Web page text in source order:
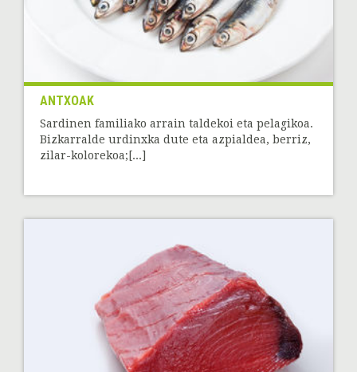
ANTXOAK
Sardinen familiako arrain taldekoi eta pelagikoa.
Bizkarralde urdinxka dute eta azpialdea, berriz,
zilar-kolorekoa;[...]